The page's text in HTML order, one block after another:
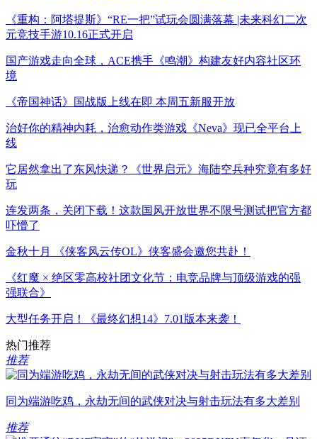
《重构：阿塔提斯》“RE一把”试玩会圆满落幕 |未来科幻二次
元竞技手游10.16正式开启
国产游戏走向全球，ACE携手《鸣潮》构建友好内容社区环
境
《帝国神话》国战版上线在即 本周五新服开放
治好你的精神内耗，治愈动作类游戏《Neva》现已全平台上
线
它居然拿出了东风快递？《世界启元》海陆空兵种究竟有多好
玩
连发两条，关闭下载！这款国风开放世界不限号测试把官方都
吓懵了
金秋十月 《侠客风云传OL》侠客盛会邀您共赴！
《红魔 × 绝区零高校社团文化节：电竞品牌与顶级游戏的强
强联合》
大型任务开启！《最终幻想14》7.01版本来袭！
热门推荐
推荐
同为端游吃鸡，永劫无间的武侠对决与射击玩法有多大差别
推荐